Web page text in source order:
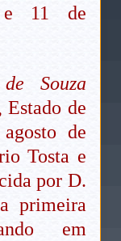
e 11 de
Souza
Estado de
de
Tosta e
por D.
primeira
em